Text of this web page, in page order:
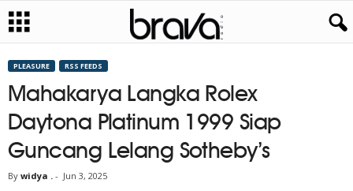
PLEASURE RSS FEEDS
Mahakarya Langka Rolex
Daytona Platinum 1999 Siap
Guncang Lelang Sotheby’s
By widya . - Jun 3, 2025